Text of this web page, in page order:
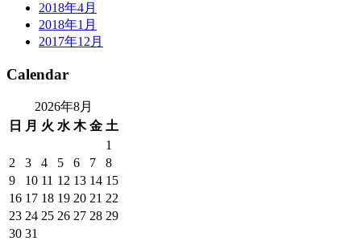
2018年4月
2018年1月
2017年12月
Calendar
2026年8月
日
月 火 水 木 金 土
1
2
3 4 5 6 7
8
9
10 11 12 13 14 15
16 17 18 19 20 21 22
23 24 25 26 27 28 29
30 31